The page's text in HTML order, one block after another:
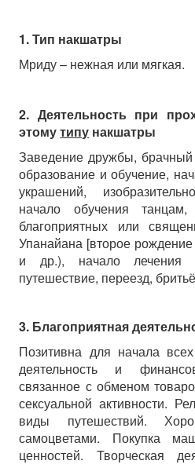
1. Тип накшатры
Мриду – нежная или мягкая.
2. Деятельность при
этомутипу накшатры
Заведение дружбы,
образование и обучение,
украшений,
начало обучения
благоприятных или
Упанайана [второе
и др.), начало лечения
путешествие, переезд,
3. Благоприятная
Позитивна для начала
деятельность и
связанное с обменом
сексуальной активности.
виды путешествий.
самоцветами. Покупка
ценностей. Творческая